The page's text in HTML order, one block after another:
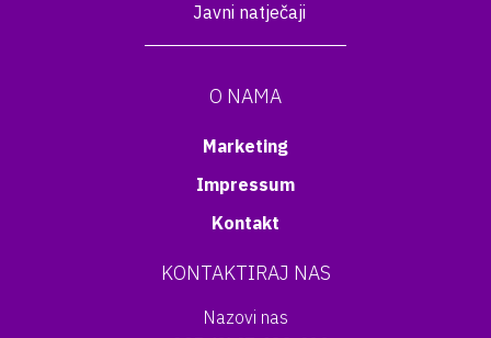
Javni natječaji
O NAMA
Marketing
Impressum
Kontakt
KONTAKTIRAJ NAS
Nazovi nas